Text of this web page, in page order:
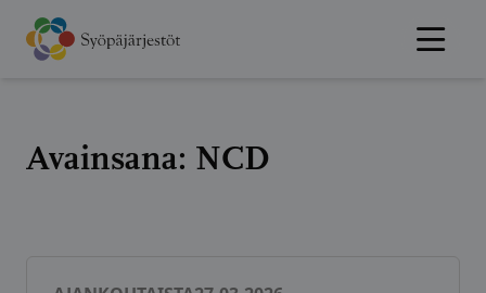
Hyppää
sisältöön
Avainsana: NCD